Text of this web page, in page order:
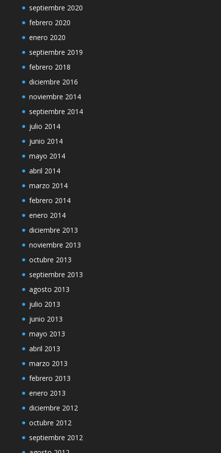
septiembre 2020
febrero 2020
enero 2020
septiembre 2019
febrero 2018
diciembre 2016
noviembre 2014
septiembre 2014
julio 2014
junio 2014
mayo 2014
abril 2014
marzo 2014
febrero 2014
enero 2014
diciembre 2013
noviembre 2013
octubre 2013
septiembre 2013
agosto 2013
julio 2013
junio 2013
mayo 2013
abril 2013
marzo 2013
febrero 2013
enero 2013
diciembre 2012
octubre 2012
septiembre 2012